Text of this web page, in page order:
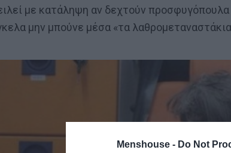
Menshouse - Do Not
με κατάληψη αν δεχτούν προσφυγόπουλα
μην μπούνε μέσα «τα